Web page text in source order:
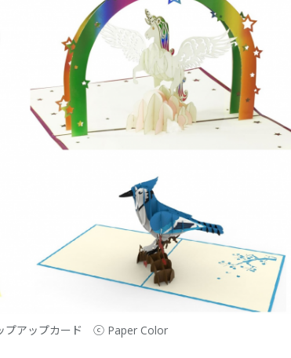
プアップカード ⓒ Paper Color